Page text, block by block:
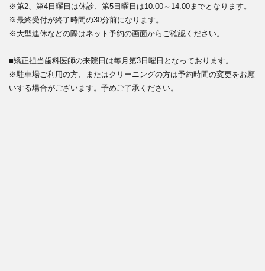
※第2、第4日曜日は休診、第5日曜日は10:00～14:00までとなります。
※最終受付が終了時間の30分前になります。
※大型連休などの際はネット予約の画面からご確認ください。
■矯正担当歯科医師の来院日は毎月第3日曜日となっております。
※駐車場ご利用の方、またはクリーニングの方は予約時間の変更をお願
いする場合がございます。予めご了承ください。